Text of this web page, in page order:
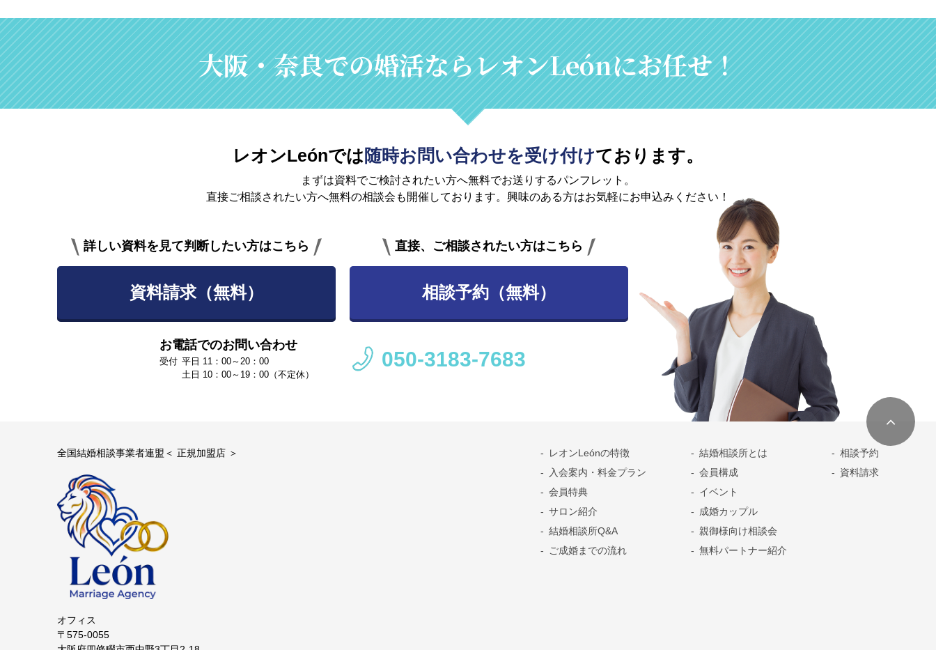
大阪・奈良での婚活ならレオンLeónにお任せ！
レオンLeónでは 随時お問い合わせを受け付けております。
まずは資料でご検討されたい方へ無料でお送りするパンフレット。
直接ご相談されたい方へ無料の相談会も開催しております。興味のある方はお気軽にお申込みください！
詳しい資料を見て判断したい方はこちら
資料請求（無料）
直接、ご相談されたい方はこちら
相談予約（無料）
お電話でのお問い合わせ
平日 11：00～20：00
土日 10：00～19：00（不定休）
050-3183-7683
全国結婚相談事業者連盟＜ 正規加盟店 ＞
オフィス
〒575-0055
レオンLeónの特徴
入会案内・料金プラン
会員特典
サロン紹介
結婚相談所Q&A
ご成婚までの流れ
結婚相談所とは
会員構成
イベント
成婚カップル
親御様向け相談会
無料パートナー紹介
相談予約
資料請求